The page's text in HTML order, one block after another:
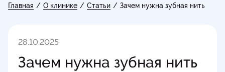
Главная / О клинике / Статьи / Зачем нужна зубная нить
28.10.2025
Зачем нужна зубная нить